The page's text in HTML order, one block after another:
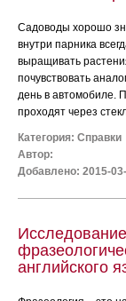
Садоводы хорошо
внутри парника
выращивать
почувствовать
день в автомобиле.
проходят через
Категория: Справки
Автор:
Добавлено: 2015-
английского